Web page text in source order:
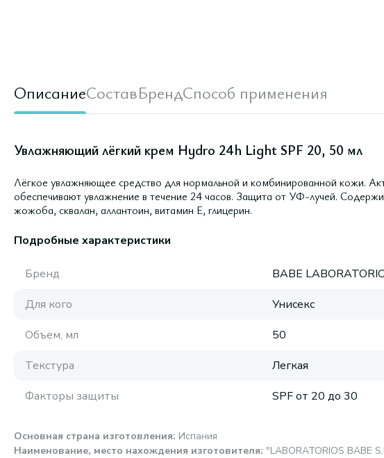
ОписаниеСоставБрендСпособ применения
Увлажняющий лёгкий крем Hydro 24h Light SPF 20, 50 мл
Лёгкое увлажняющее средство для нормальной и комбинированной кожи.
обеспечивают увлажнение в течение 24 часов. Защита от УФ-лучей.
жожоба, сквалан, аллантоин, витамин Е, глицерин.
Подробные характеристики
Бренд
BABE
Для кого
Унисекс
Объем, мл
50
Текстура
Легкая
Факторы защиты
SPF от 20 до 30
Основная страна изготовления: Испания
Наименование, место нахождения изготовителя: "LABORATORIOS BABE